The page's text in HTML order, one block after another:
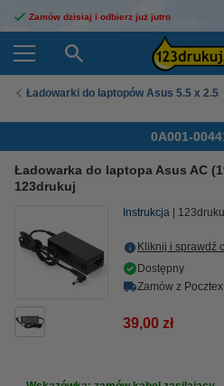
Zamów dzisiaj i odbierz już jutro
Ładowarki do laptopów Asus 5.5 x 2.5
0A001-
Ładowarka do laptopa Asus AC
123drukuj
Instrukcja
Kliknij i sprawdź
Dostępny
Zamów z
39,00 zł